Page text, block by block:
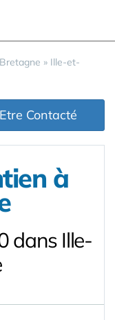
Bretagne » Ille-et-
Etre Contacté
à
dans Ille-